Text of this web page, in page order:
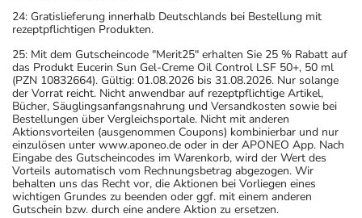
24: Gratislieferung innerhalb Deutschlands bei Bestellung mit
rezeptpflichtigen Produkten.
25: Mit dem Gutscheincode "Merit25" erhalten Sie 25 % Rabatt auf
das Produkt Eucerin Sun Gel-Creme Oil Control LSF 50+, 50 ml
(PZN 10832664). Gültig: 01.08.2026 bis 31.08.2026. Nur solange
der Vorrat reicht. Nicht anwendbar auf rezeptpflichtige Artikel,
Bücher, Säuglingsanfangsnahrung und Versandkosten sowie bei
Bestellungen über Vergleichsportale. Nicht mit anderen
Aktionsvorteilen (ausgenommen Coupons) kombinierbar und nur
einzulösen unter www.aponeo.de oder in der APONEO App. Nach
Eingabe des Gutscheincodes im Warenkorb, wird der Wert des
Vorteils automatisch vom Rechnungsbetrag abgezogen. Wir
behalten uns das Recht vor, die Aktionen bei Vorliegen eines
wichtigen Grundes zu beenden oder ggf. mit einem anderen
Gutschein bzw. durch eine andere Aktion zu ersetzen.